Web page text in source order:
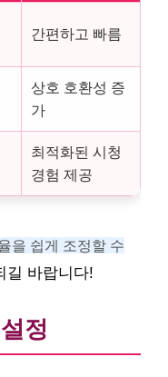
간편하고 빠름
상호 호환성 증
가
최적화된 시청
경험 제공
을 쉽게 조정할 수
길 바랍니다!
정